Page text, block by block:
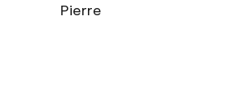
Pierre